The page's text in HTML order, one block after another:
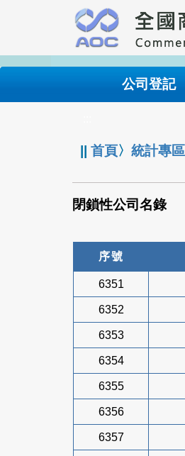
要
內
公司登記
||首頁〉統計專區
閉鎖性公司名錄
序號
6351
6352
6353
6354
6355
6356
6357